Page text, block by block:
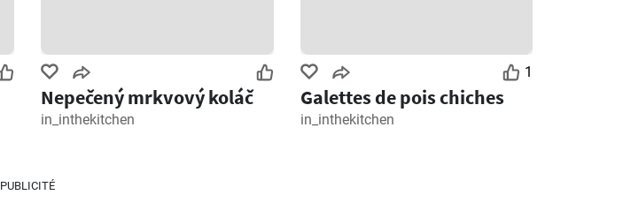
Nepečený mrkvový koláč
in_inthekitchen
1
Galettes de pois chiches
in_inthekitchen
PUBLICITÉ